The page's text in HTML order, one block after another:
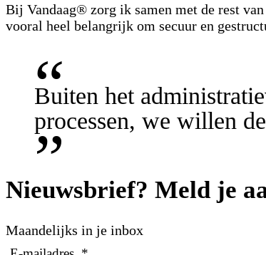
Bij Vandaag® zorg ik samen met de rest
vooral heel belangrijk om secuur en
Buiten het
processen, we willen
Nieuwsbrief? Meld je
Maandelijks in je inbox